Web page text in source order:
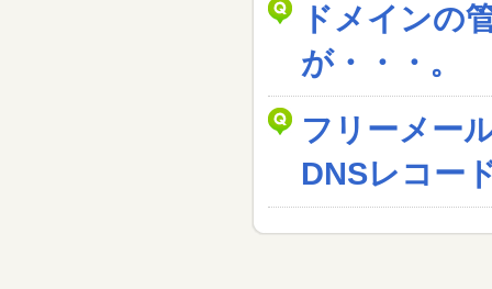
ドメインの
が・・・。
フリーメー
DNSレコー